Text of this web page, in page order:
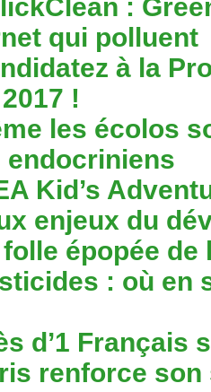
:
qui polluent
à la
!
les écolos
Kid’s
enjeux du
folle épopée de
: où en
d’1 Français
renforce